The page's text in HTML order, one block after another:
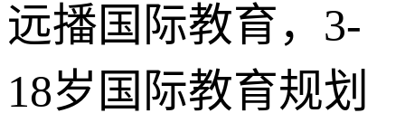
远播国际教育，3-
18岁国际教育规划